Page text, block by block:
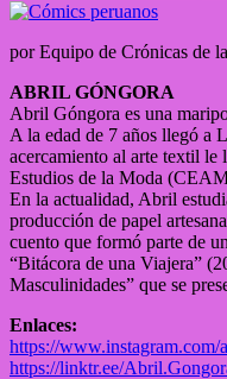
por Equipo de Crónicas de
ABRIL GÓNGORA
Abril Góngora es una
A la edad de 7 años llegó a
acercamiento al arte textil le
Estudios de la Moda
En la actualidad, Abril
producción de papel
cuento que formó parte de
“Bitácora de una Viajera”
Masculinidades” que se
Enlaces:
https://www.instagram.com/
https://linktr.ee/